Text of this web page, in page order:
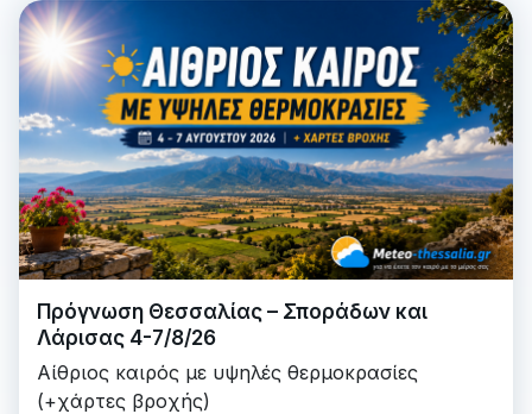
Πρόγνωση Θεσσαλίας – Σποράδων και
Λάρισας 4-7/8/26
Αίθριος καιρός με υψηλές θερμοκρασίες
(+χάρτες βροχής)